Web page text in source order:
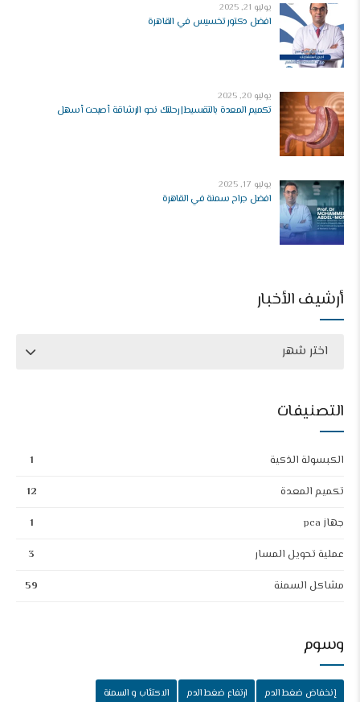
يوليو 21, 2025
افضل دكتور تخسيس في القاهرة
يوليو 20, 2025
تكميم المعدة بالتقسيط| رحلتك نحو الرشاقة أصبحت أسهل
يوليو 17, 2025
افضل جراح سمنة في القاهرة
أرشيف الأخبار
اختر شهر
التصنيفات
الكبسولة الذكية
1
تكميم المعدة
12
جهاز pca
1
عملية تحويل المسار
3
مشاكل السمنة
59
وسوم
إنخفاض ضغط الدم ارتفاع ضغط الدم الاكتئاب و السمنة